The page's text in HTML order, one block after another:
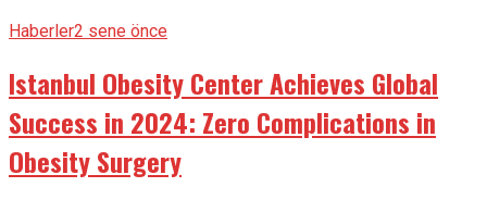
Haberler2 sene önce
Istanbul Obesity Center Achieves Global
Success in 2024: Zero Complications in
Obesity Surgery